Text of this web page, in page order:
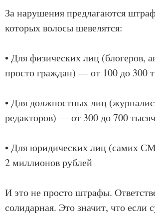
За нарушения предлагаются
которых волосы шевелятся:
• Для физических лиц (блогеров,
просто граждан) — от 100 до 300
• Для должностных лиц
редакторов) — от 300 до 700
• Для юридических лиц (самих
2 миллионов рублей
И это не просто штрафы.
солидарная. Это значит, что если